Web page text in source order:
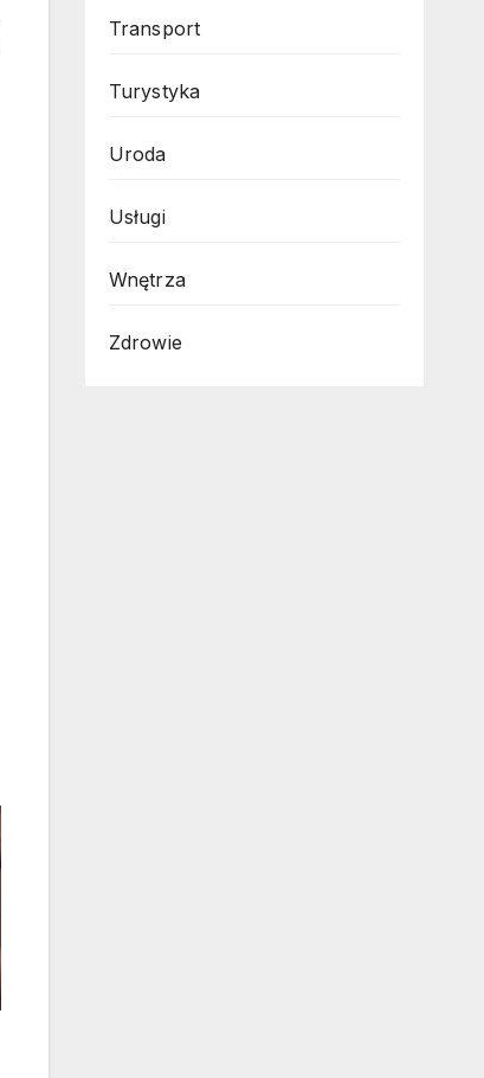
Transport
Turystyka
Uroda
Usługi
Wnętrza
Zdrowie